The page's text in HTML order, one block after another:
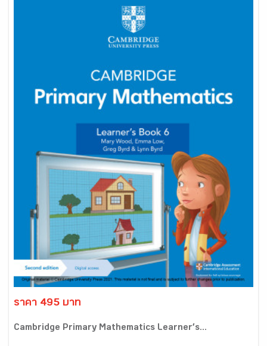
ราคา 495 บาท
Cambridge Primary Mathematics Learner’s...